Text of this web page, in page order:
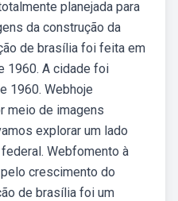
planejada para
da construção da
de brasília foi feita em
1960. A cidade foi
1960. Webhoje
meio de imagens
explorar um lado
Webfomento à
crescimento do
de brasília foi um